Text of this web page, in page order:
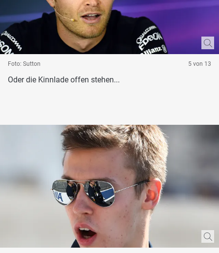
Foto: Sutton 5 von 13
Oder die Kinnlade offen stehen...